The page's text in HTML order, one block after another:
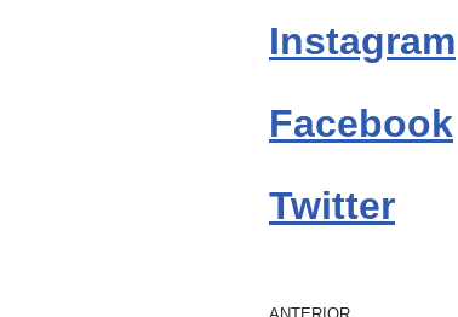
Instagram
Facebook
Twitter